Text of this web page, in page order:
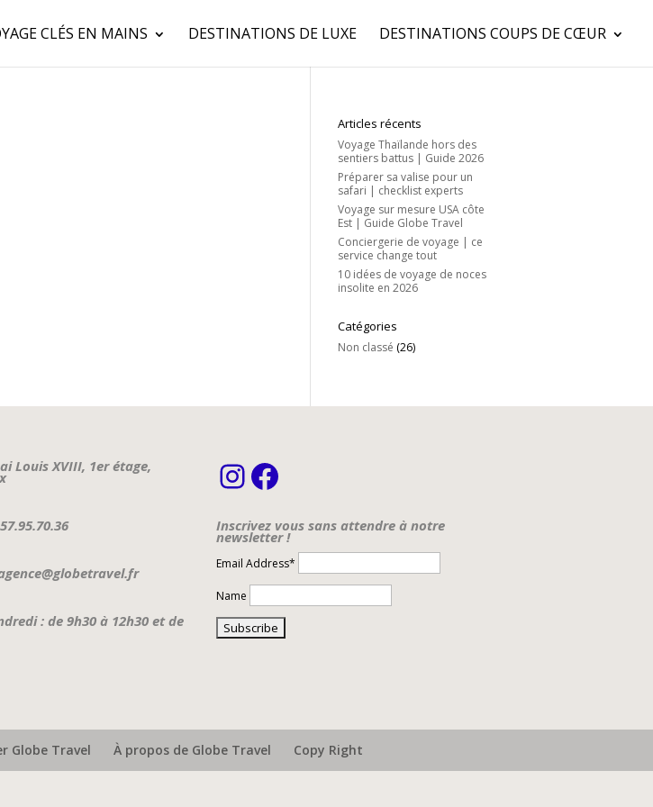
CLÉS EN MAINS DESTINATIONS DE LUXE DESTINATIONS COUPS DE CŒUR
Articles récents
Voyage Thaïlande hors des
sentiers battus | Guide 2026
Préparer sa valise pour un
safari | checklist experts
Voyage sur mesure USA côte
Est | Guide Globe Travel
Conciergerie de voyage | ce
service change tout
10 idées de voyage de noces
insolite en 2026
Catégories
Non classé (26)
Louis XVIII, 1er étage,
: de 9h30 à 12h30 et de
Instagram
Facebook
Inscrivez vous sans attendre à notre
newsletter !
Email Address*
Name
Globe Travel À propos de Globe Travel Copy Right